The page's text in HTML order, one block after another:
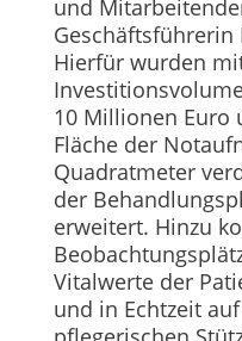
und
Geschäftsführerin
Hierfür wurden
10 Millionen Euro
Fläche der
Quadratmeter
der
erweitert. Hinzu
Vitalwerte der
und in Echtzeit